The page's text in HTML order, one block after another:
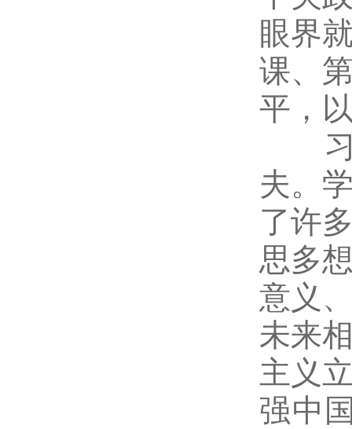
眼界
课、
平，
习
夫。
了许
思多
意义
未来
主义
强中